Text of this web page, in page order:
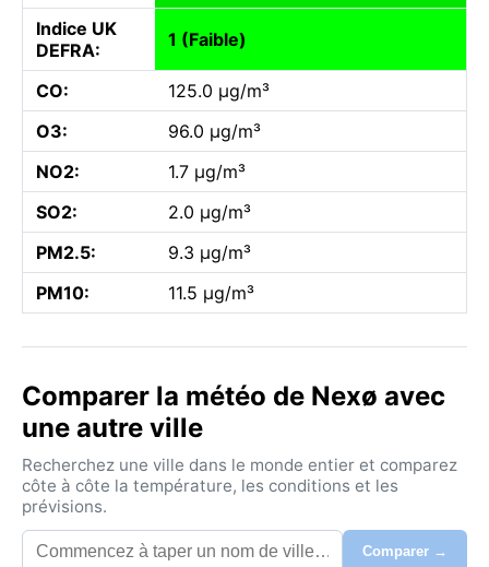
Indice UK
DEFRA:
1 (Faible)
CO:
125.0 µg/m³
O3:
96.0 µg/m³
NO2:
1.7 µg/m³
SO2:
2.0 µg/m³
PM2.5:
9.3 µg/m³
PM10:
11.5 µg/m³
Comparer la météo de Nexø avec
une autre ville
Recherchez une ville dans le monde entier et comparez
côte à côte la température, les conditions et les
prévisions.
Comparer →